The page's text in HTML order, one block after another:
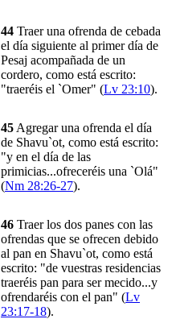
44 Traer una ofrenda de cebada
el día siguiente al primer día de
Pesaj acompañada de un
cordero, como está escrito:
"traeréis el `Omer" (Lv 23:10).
45 Agregar una ofrenda el día
de Shavu`ot, como está escrito:
"y en el día de las
primicias...ofreceréis una `Olá"
(Nm 28:26-27).
46 Traer los dos panes con las
ofrendas que se ofrecen debido
al pan en Shavu`ot, como está
escrito: "de vuestras residencias
traeréis pan para ser mecido...y
ofrendaréis con el pan" (Lv
23:17-18).